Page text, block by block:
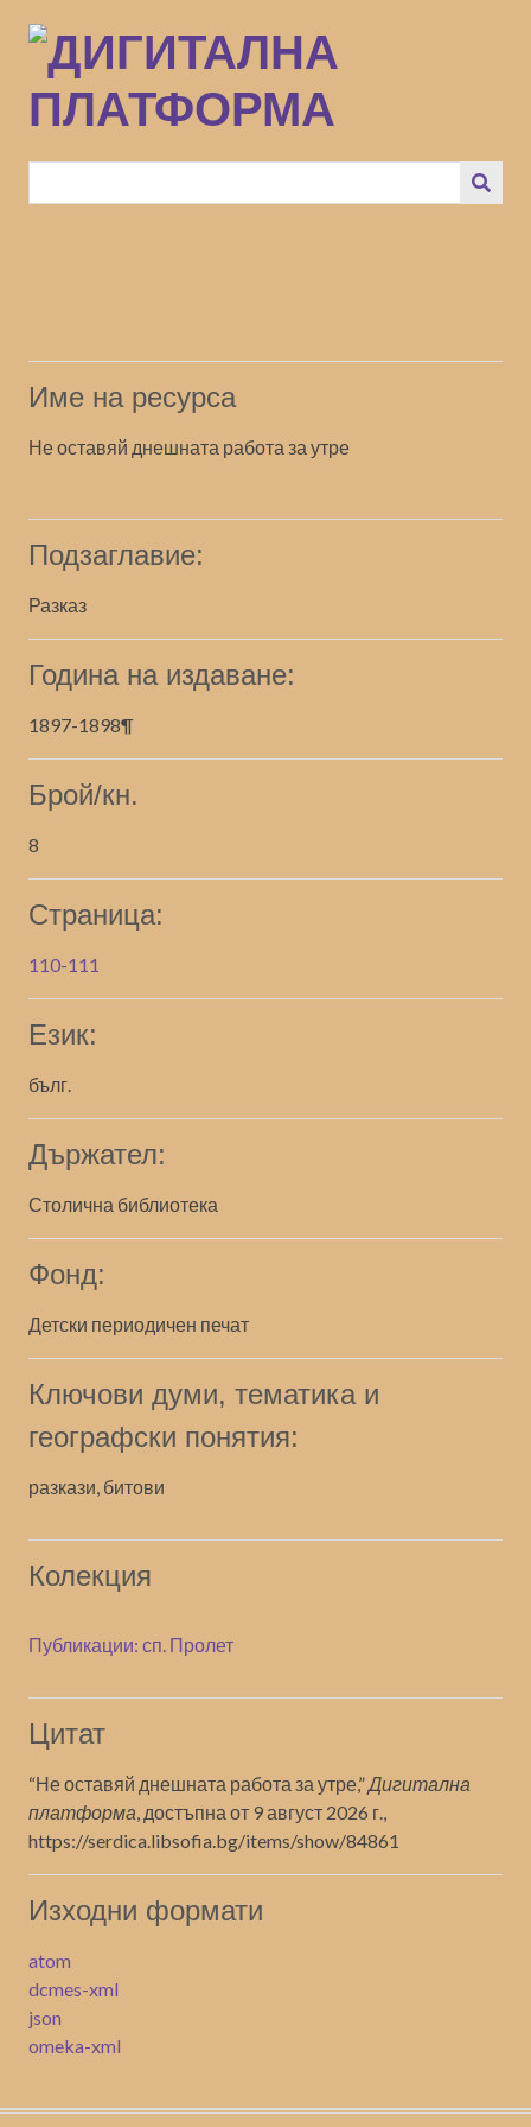
към
основното
съдържание
Име на ресурса
Не оставяй днешната работа за утре
Подзаглавие:
Разказ
Година на издаване:
1897-1898¶
Брой/кн.
8
Страница:
110-111
Език:
бълг.
Държател:
Столична библиотека
Фонд:
Детски периодичен печат
Ключови думи, тематика и
географски понятия:
разкази, битови
Колекция
Публикации: сп. Пролет
Цитат
“Не оставяй днешната работа за утре,”Дигитална
платформа, достъпна от 9 август 2026 г.,
https://serdica.libsofia.bg/items/show/84861
Изходни формати
atom
dcmes-xml
json
omeka-xml